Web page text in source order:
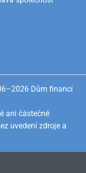
Dům financí
ani částečné
uvedení zdroje a